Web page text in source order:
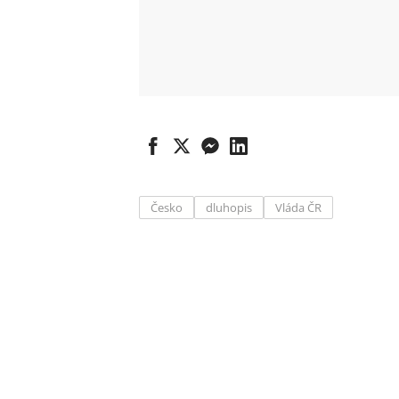
Česko dluhopis Vláda ČR